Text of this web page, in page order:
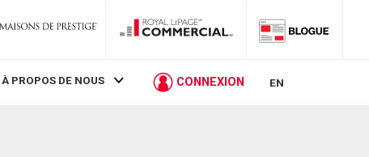
À PROPOS DE NOUS CONNEXION EN